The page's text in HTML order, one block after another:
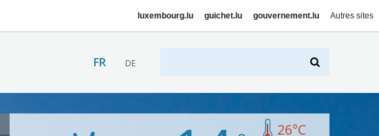
luxembourg.lu guichet.lu gouvernement.lu Autres sites
FR DE
26°C